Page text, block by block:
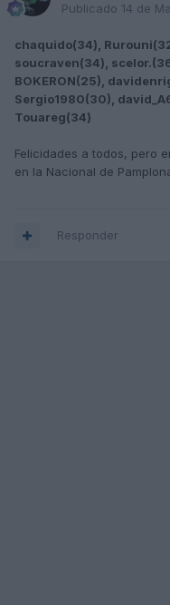
Publicado 14 de
chaquido(34),
soucraven(34),
BOKERON(25),
Sergio1980(30),
Touareg(34)
Felicidades a todos, pero
en la Nacional de
Responder